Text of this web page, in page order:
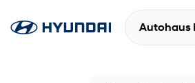
Autohaus